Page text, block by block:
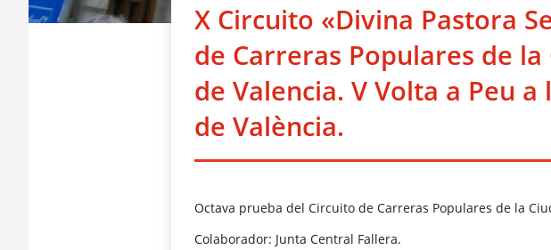
X Circuito «Divina Pastora
de Carreras Populares de la
de Valencia. V Volta a Peu a
de València.
Octava prueba del Circuito de Carreras Populares de la
Colaborador: Junta Central Fallera.